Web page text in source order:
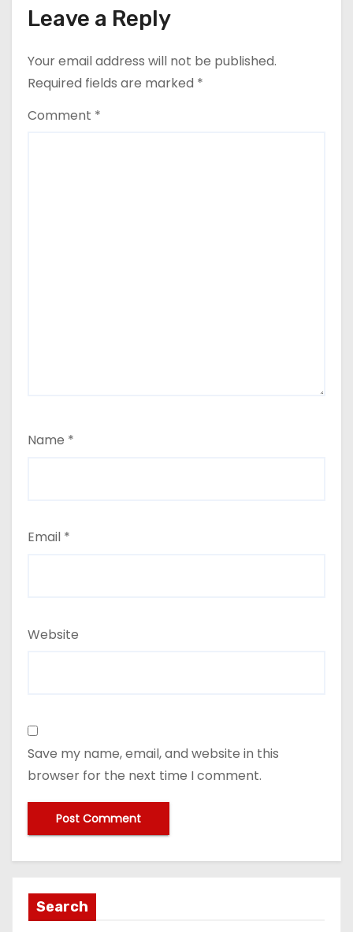
Leave a Reply
Your email address will not be published.
Required fields are marked *
Comment *
Name *
Email *
Website
Save my name, email, and website in this
browser for the next time I comment.
Search